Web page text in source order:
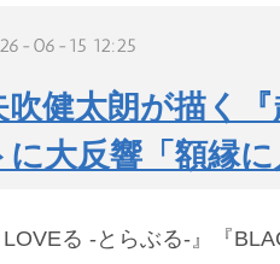
06-15 12:25
吹健太朗が描く
に大反響「額縁
LOVEる -とらぶる-』『